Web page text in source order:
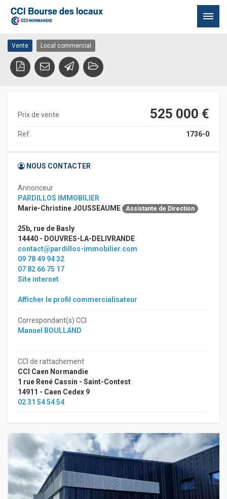
contenu
– LOCAUX D’ACTIVITES – à
partir de 435M²
14000 CAEN
Vente Local commercial
Prix de vente 525 000 €
Ref. 1736-0
NOUS CONTACTER
Annonceur
PARDILLOS IMMOBILIER
Marie-Christine JOUSSEAUME
Assistante de Direction
25b, rue de Basly
14440 - DOUVRES-LA-DELIVRANDE
contact@pardillos-immobilier.com
09 78 49 94 32
07 82 66 75 17
Site internet
Afficher le profil commercialisateur
Correspondant(s) CCI
Manuel BOULLAND
CCI de rattachement
CCI Caen Normandie
1 rue René Cassin - Saint-Contest
14911 - Caen Cedex 9
02 31 54 54 54